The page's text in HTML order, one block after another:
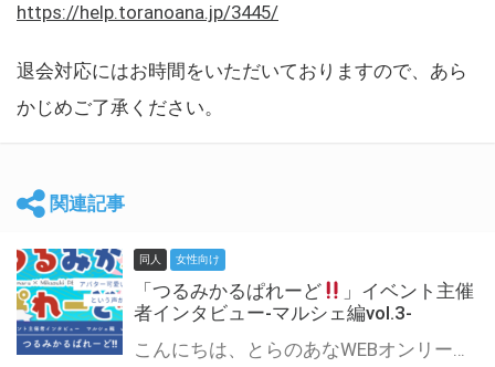
https://help.toranoana.jp/3445/
退会対応にはお時間をいただいておりますので、あら
かじめご了承ください。
関連記事
同人 女性向け
「つるみかるぱれーど
」イベント主催
者インタビュー-マルシェ編vol.3-
こんにちは、とらのあなWEBオンリー運営スタッフです。 新たにお届けする、イベント主催者インタビュー-マルシェ編-は、 とらのあなWEBオンリー「マルシェ」をご利用した主催様に 「マルシェ」を使って開催した感想や心がけをお聞きする企画です。 今回は、WEBオンリー初開催「つるみかるぱれーど